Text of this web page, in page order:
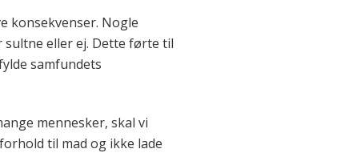
konsekvenser. Nogle
sultne eller ej. Dette førte til
samfundets
mennesker, skal vi
til mad og ikke lade